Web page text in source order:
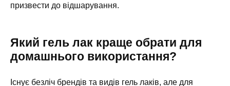
призвести до відшарування.
Який гель лак краще обрати для
домашнього використання?
Існує безліч брендів та видів гель лаків, але для